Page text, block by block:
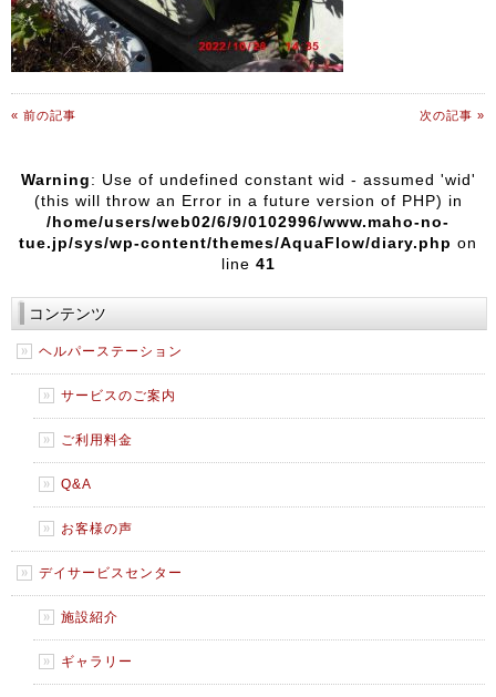
« 前の記事 次の記事 »
Warning: Use of undefined constant wid - assumed 'wid'
(this will throw an Error in a future version of PHP) in
/home/users/web02/6/9/0102996/www.maho-no-
tue.jp/sys/wp-content/themes/AquaFlow/diary.php on
line 41
コンテンツ
ヘルパーステーション
サービスのご案内
ご利用料金
Q&A
お客様の声
デイサービスセンター
施設紹介
ギャラリー